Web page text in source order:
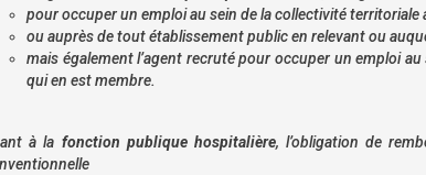
pour occuper un emploi au sein de la collectivité
ou auprès de tout établissement public en relevant ou
mais également l’agent recruté pour occuper un emploi
qui en est membre.
à la fonction publique hospitalière, l’obligation de